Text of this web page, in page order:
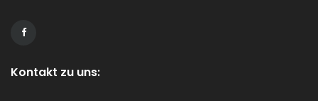
Kontakt zu uns: